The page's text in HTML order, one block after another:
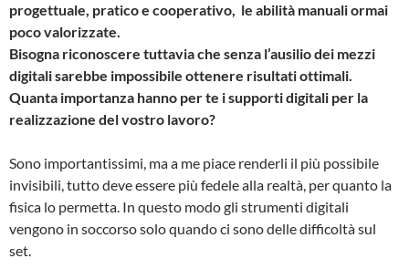
progettuale, pratico e cooperativo, le abilità manuali ormai
poco valorizzate.
Bisogna riconoscere tuttavia che senza l’ausilio dei mezzi
digitali sarebbe impossibile ottenere risultati ottimali.
Quanta importanza hanno per te i supporti digitali per la
realizzazione del vostro lavoro?
Sono importantissimi, ma a me piace renderli il più possibile
invisibili, tutto deve essere più fedele alla realtà, per quanto la
fisica lo permetta. In questo modo gli strumenti digitali
vengono in soccorso solo quando ci sono delle difficoltà sul
set.